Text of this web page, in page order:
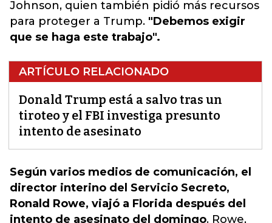
Johnson, quien también pidió más recursos
para proteger a Trump. "Debemos exigir
que se haga este trabajo".
ARTÍCULO RELACIONADO
Donald Trump está a salvo tras un
tiroteo y el FBI investiga presunto
intento de asesinato
Según varios medios de comunicación, el
director interino del Servicio Secreto,
Ronald Rowe, viajó a Florida después del
intento de asesinato del domingo. Rowe,